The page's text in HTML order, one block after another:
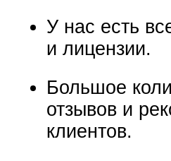
У нас есть
и лицензии.
Большое
отзывов и
клиентов.